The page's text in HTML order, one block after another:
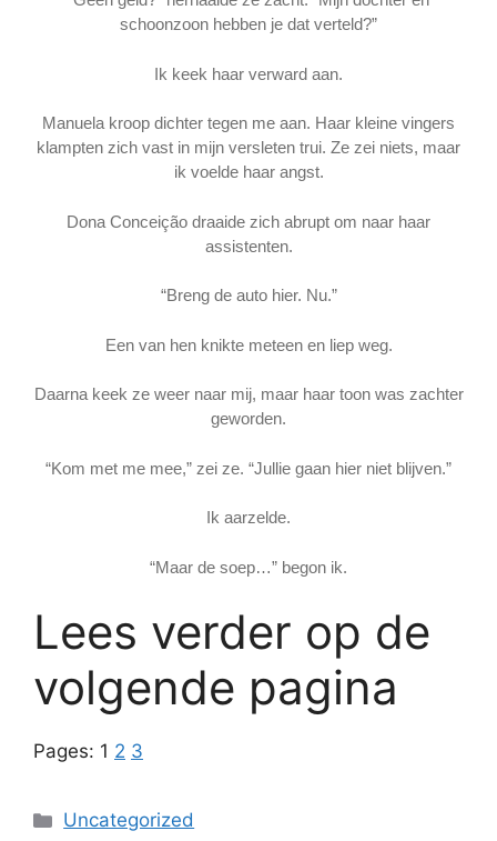
schoonzoon hebben je dat verteld?”
Ik keek haar verward aan.
Manuela kroop dichter tegen me aan. Haar kleine vingers
klampten zich vast in mijn versleten trui. Ze zei niets, maar
ik voelde haar angst.
Dona Conceição draaide zich abrupt om naar haar
assistenten.
“Breng de auto hier. Nu.”
Een van hen knikte meteen en liep weg.
Daarna keek ze weer naar mij, maar haar toon was zachter
geworden.
“Kom met me mee,” zei ze. “Jullie gaan hier niet blijven.”
Ik aarzelde.
“Maar de soep…” begon ik.
Lees verder op de
volgende pagina
Pages: 1 2 3
Categories
Uncategorized